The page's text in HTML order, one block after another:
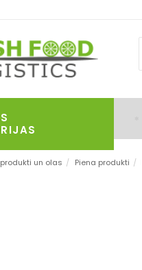
un olas / Piena produkti /